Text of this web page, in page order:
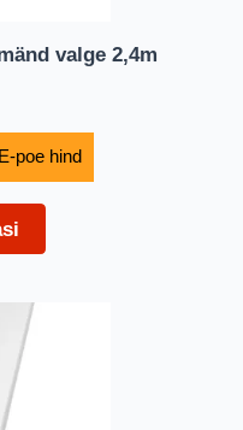
valge 2,4m